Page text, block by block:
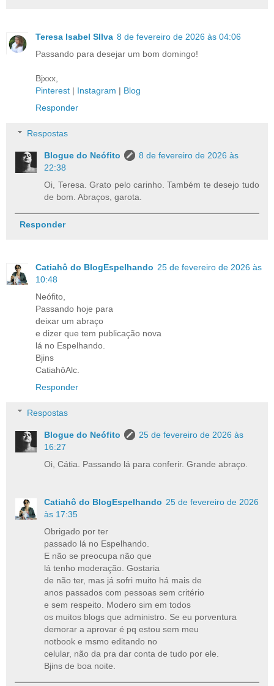
Teresa Isabel SIlva 8 de fevereiro de 2026 às 04:06
Passando para desejar um bom domingo!
Bjxxx,
Pinterest | Instagram | Blog
Responder
Respostas
Blogue do Neófito
8 de fevereiro de 2026 às
22:38
Oi, Teresa. Grato pelo carinho. Também te desejo tudo
de bom. Abraços, garota.
Responder
Catiahô do BlogEspelhando 25 de fevereiro de 2026 às
10:48
Neófito,
Passando hoje para
deixar um abraço
e dizer que tem publicação nova
lá no Espelhando.
Bjins
CatiahôAlc.
Responder
Respostas
Blogue do Neófito
25 de fevereiro de 2026 às
16:27
Oi, Cátia. Passando lá para conferir. Grande abraço.
Catiahô do BlogEspelhando 25 de fevereiro de 2026
às 17:35
Obrigado por ter
passado lá no Espelhando.
E não se preocupa não que
lá tenho moderação. Gostaria
de não ter, mas já sofri muito há mais de
anos passados com pessoas sem critério
e sem respeito. Modero sim em todos
os muitos blogs que administro. Se eu porventura
demorar a aprovar é pq estou sem meu
notbook e msmo editando no
celular, não da pra dar conta de tudo por ele.
Bjins de boa noite.